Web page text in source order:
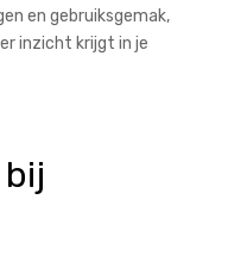
en gebruiksgemak,
inzicht krijgt in je